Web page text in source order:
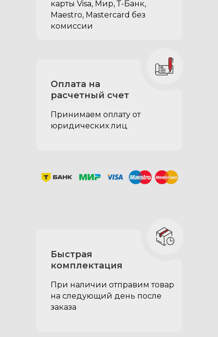
Оплата на
расчетный счет
Принимаем оплату от
юридических лиц
карты Visa, Мир, Т-Банк,
Maestro, Mastercard без
комиссии
Быстрая
комплектация
При наличии отправим товар
на следующий день после
заказа